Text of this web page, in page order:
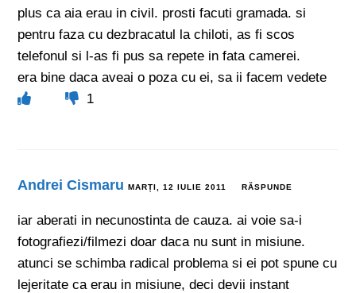
plus ca aia erau in civil. prosti facuti gramada. si
pentru faza cu dezbracatul la chiloti, as fi scos
telefonul si l-as fi pus sa repete in fata camerei.
era bine daca aveai o poza cu ei, sa ii facem vedete
1
Andrei Cismaru MARȚI, 12 IULIE 2011 RĂSPUNDE
iar aberati in necunostinta de cauza. ai voie sa-i
fotografiezi/filmezi doar daca nu sunt in misiune.
atunci se schimba radical problema si ei pot spune cu
lejeritate ca erau in misiune, deci devii instant